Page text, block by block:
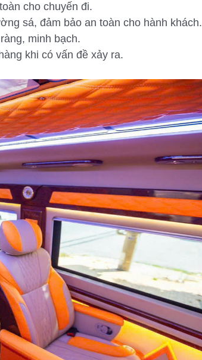
cho chuyến đi.
sá, đảm bảo an toàn cho hành khách.
minh bạch.
khi có vấn đề xảy ra.